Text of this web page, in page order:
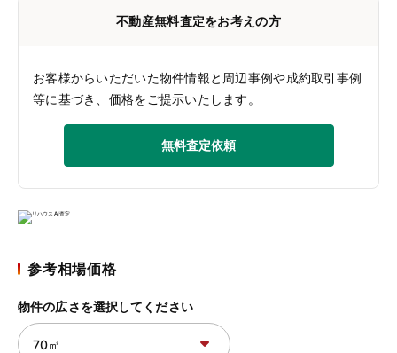
不動産無料査定をお考えの方
お客様からいただいた物件情報と周辺事例や成約取引事例
等に基づき、価格をご提示いたします。
無料査定依頼
参考相場価格
物件の広さを選択してください